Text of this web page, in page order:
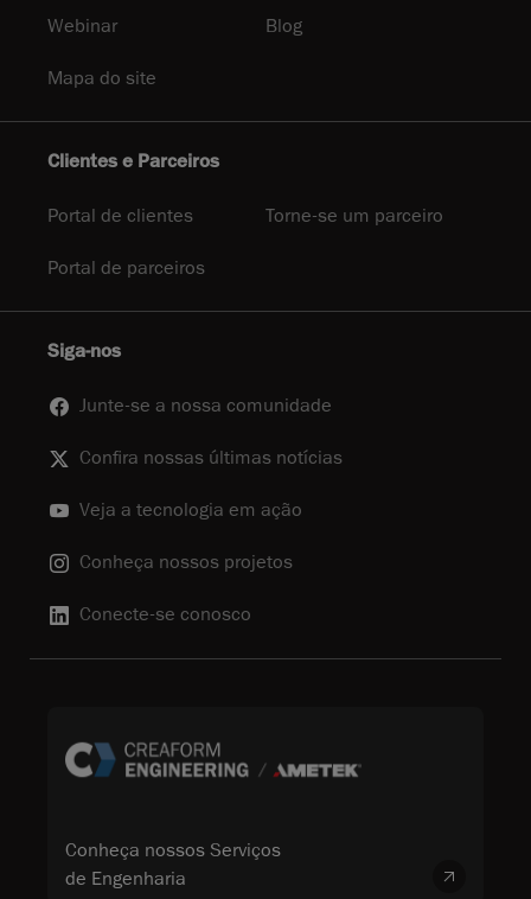
Webinar Blog
Mapa do site
Clientes e Parceiros
Portal de clientes Torne-se um parceiro
Portal de parceiros
Siga-nos
Junte-se a nossa comunidade
Confira nossas últimas notícias
Veja a tecnologia em ação
Conheça nossos projetos
Conecte-se conosco
Conheça nossos Serviços
de Engenharia